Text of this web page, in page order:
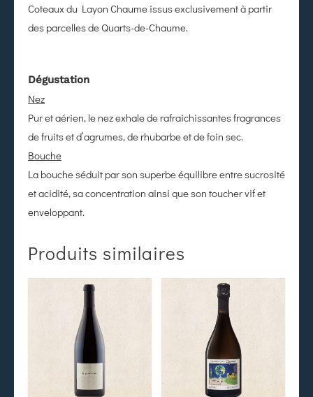
Coteaux du Layon Chaume issus exclusivement à partir
des parcelles de Quarts-de-Chaume.
Dégustation
Nez
Pur et aérien, le nez exhale de rafraichissantes fragrances
de fruits et d’agrumes, de rhubarbe et de foin sec.
Bouche
La bouche séduit par son superbe équilibre entre sucrosité
et acidité, sa concentration ainsi que son toucher vif et
enveloppant.
Produits similaires